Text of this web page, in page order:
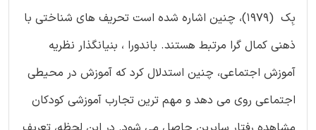
بِک (1979)، چنین اشاره شده است تحریف های شناختی با
ذهنی کمال گرا مرتبط هستند. باندورا ، بنیانگذار نظریه
آموزش اجتماعی، چنین استدلال کرد که آموزش در محیطی
اجتماعی روی می دهد و مهم ترین تجارب آموزشی کودکان